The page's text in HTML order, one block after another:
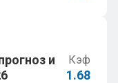
и
Кэф
1.68